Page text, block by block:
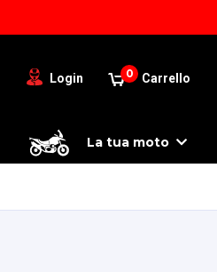
0 Carrello
Login
La tua moto